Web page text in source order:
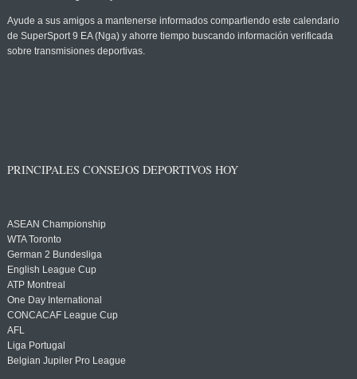
Ayude a sus amigos a mantenerse informados compartiendo este calendario
de SuperSport 9 EA (Nga) y ahorre tiempo buscando información verificada
sobre transmisiones deportivas.
PRINCIPALES CONSEJOS DEPORTIVOS HOY
ASEAN Championship
WTA Toronto
German 2 Bundesliga
English League Cup
ATP Montreal
One Day International
CONCACAF League Cup
AFL
Liga Portugal
Belgian Jupiler Pro League